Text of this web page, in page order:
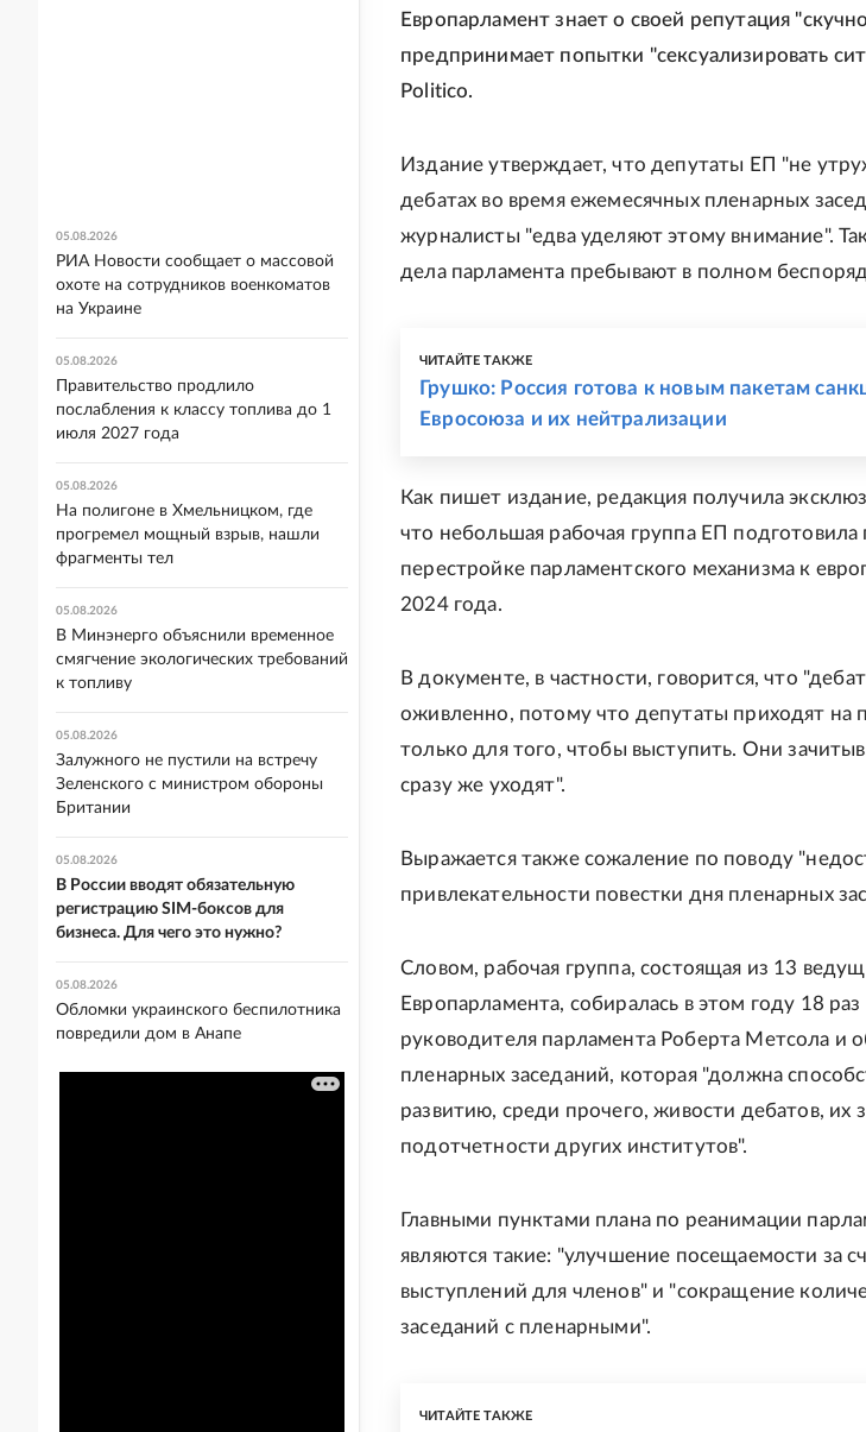
Европарламент знает о своей репутация
предпринимает попытки "сексуализировать
Politico.
Издание утверждает, что депутаты ЕП "не
дебатах во время ежемесячных пленарных
журналисты "едва уделяют этому внимание".
дела парламента пребывают в полном
ЧИТАЙТЕ ТАКЖЕ
Грушко: Россия готова к новым пакетам
Евросоюза и их нейтрализации
Как пишет издание, редакция получила
что небольшая рабочая группа ЕП
перестройке парламентского механизма к
2024 года.
В документе, в частности, говорится, что
оживленно, потому что депутаты приходят на
только для того, чтобы выступить. Они
сразу же уходят".
Выражается также сожаление по поводу
привлекательности повестки дня пленарных
Словом, рабочая группа, состоящая из 13
Европарламента, собиралась в этом году 18
руководителя парламента Роберта Метсола и
пленарных заседаний, которая "должна
развитию, среди прочего, живости дебатов, их
подотчетности других институтов".
Главными пунктами плана по реанимации
являются такие: "улучшение посещаемости за
выступлений для членов" и "сокращение
заседаний с пленарными".
ЧИТАЙТЕ ТАКЖЕ
05.08.2026
РИА Новости сообщает о массовой
охоте на сотрудников военкоматов
на Украине
05.08.2026
Правительство продлило
послабления к классу топлива до 1
июля 2027 года
05.08.2026
На полигоне в Хмельницком, где
прогремел мощный взрыв, нашли
фрагменты тел
05.08.2026
В Минэнерго объяснили временное
смягчение экологических требований
к топливу
05.08.2026
Залужного не пустили на встречу
Зеленского с министром обороны
Британии
05.08.2026
В России вводят обязательную
регистрацию SIM-боксов для
бизнеса. Для чего это нужно?
05.08.2026
Обломки украинского беспилотника
повредили дом в Анапе